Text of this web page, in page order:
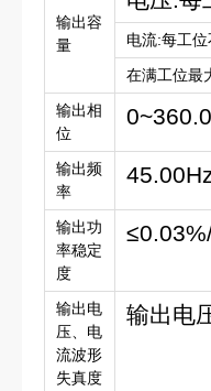
输出容
量
电流:每工
在满工位最
输出相
位
输出频
率
输出功
率稳定
度
输出电
压、电
流波形
失真度
输出电